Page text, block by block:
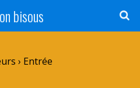
bisous
› Entrée